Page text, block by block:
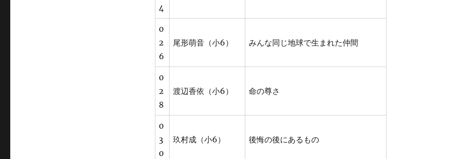
4
0
2
6
尾形萌音（小6） みんな同じ地球で生まれた仲間
0
2
8
渡辺香依（小6） 命の尊さ
0
3
0
玖村成（小6） 後悔の後にあるもの